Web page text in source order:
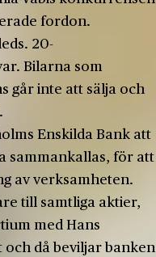
fordon.
20-
Bilarna som
går inte att sälja och
Enskilda Bank att
sammankallas, för att
av verksamheten.
till samtliga aktier,
med Hans
och då beviljar banken